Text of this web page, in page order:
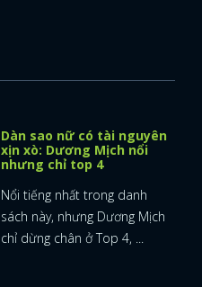
Dàn sao nữ có tài nguyên
xịn xò: Dương Mịch nổi
nhưng chỉ top 4
Nổi tiếng nhất trong danh
sách này, nhưng Dương Mịch
chỉ dừng chân ở Top 4, ...